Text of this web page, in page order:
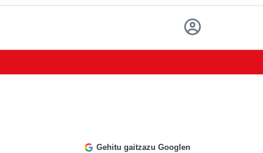
Gehitu gaitzazu Googlen